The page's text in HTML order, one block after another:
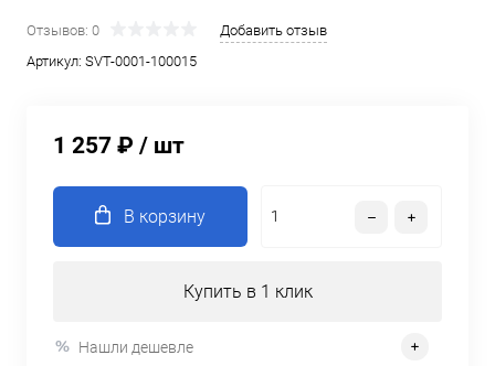
Отзывов: 0
Добавить отзыв
Артикул: SVT-0001-100015
1 257 ₽ / шт
В корзину
Купить в 1 клик
Нашли дешевле